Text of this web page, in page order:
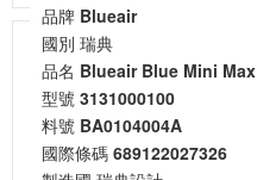
品牌 Blueair
國別 瑞典
品名 Blueair Blue Mini Max
型號 3131000100
料號 BA0104004A
國際條碼 689122027326